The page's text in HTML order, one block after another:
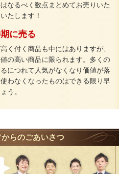
なるべく数点まとめてお売りいた
たします！
に売る
く付く商品も中にはありますが、
の高い商品に限られます。多くの
につれて人気がなくなり価値が落
わなくなったものはできる限り早
う。
らのごあいさつ